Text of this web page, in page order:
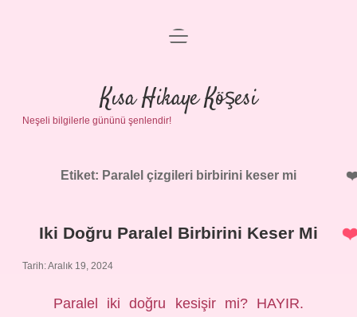
Anasayfa
Gizlilik Politikası
Yasal Uyarı
menüyü
Kısa Hikaye Köşesi
Neşeli bilgilerle gününü şenlendir!
Etiket: Paralel çizgileri birbirini keser mi
Iki Doğru Paralel Birbirini Keser Mi
Tarih: Aralık 19, 2024
Paralel iki doğru kesişir mi? HAYIR.